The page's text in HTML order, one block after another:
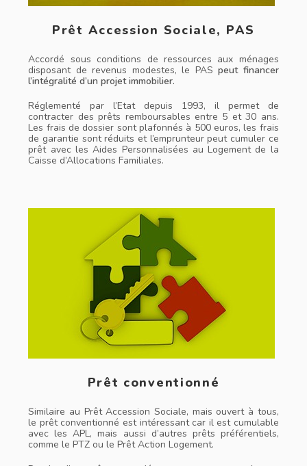
Prêt Accession Sociale, PAS
Accordé sous conditions de ressources aux ménages
disposant de revenus modestes, le PASpeut financer
l’intégralité d’un projet immobilier.
Réglementé par l’Etat depuis 1993, il permet de
contracter des prêts remboursables entre 5 et 30 ans.
Les frais de dossier sont plafonnés à 500 euros, les frais
de garantie sont réduits et l’emprunteur peut cumuler ce
prêt avec les Aides Personnalisées au Logement de la
Caisse d’Allocations Familiales.
Prêt conventionné
Similaire au Prêt Accession Sociale, mais ouvert à tous,
le prêt conventionné est intéressant car il est cumulable
avec les APL, mais aussi d’autres prêts préférentiels,
comme le PTZ ou le Prêt Action Logement.